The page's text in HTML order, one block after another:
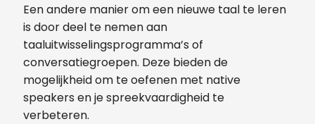
Een andere manier om een nieuwe taal te leren
is door deel te nemen aan
taaluitwisselingsprogramma’s of
conversatiegroepen. Deze bieden de
mogelijkheid om te oefenen met native
speakers en je spreekvaardigheid te
verbeteren.